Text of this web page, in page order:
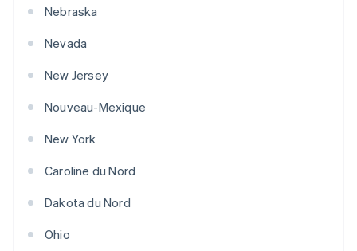
Nebraska
Nevada
New Jersey
Nouveau-Mexique
New York
Caroline du Nord
Dakota du Nord
Ohio